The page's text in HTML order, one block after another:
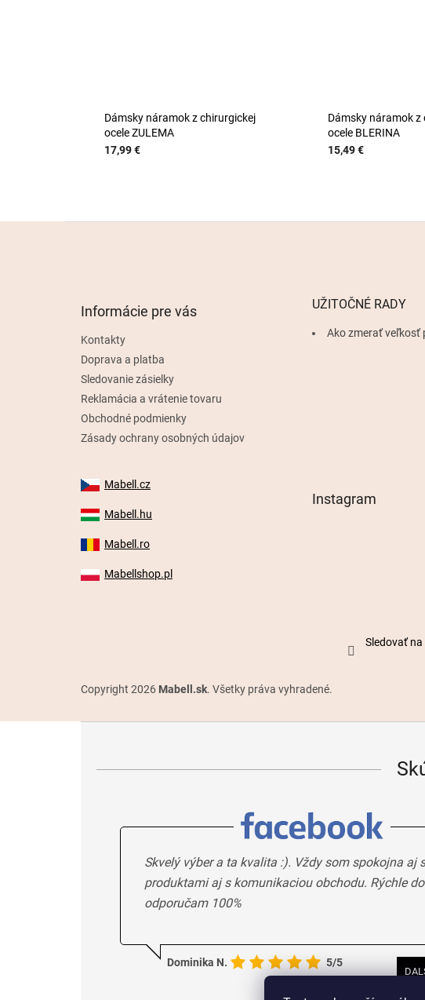
Dámsky náramok z chirurgickej
ocele ZULEMA
17,99 €
Dámsky náramok z
ocele BLERINA
15,49 €
Informácie pre vás
Kontakty
Doprava a platba
Sledovanie zásielky
Reklamácia a vrátenie tovaru
Obchodné podmienky
Zásady ochrany osobných údajov
UŽITOČNÉ RADY
Ako zmerať veľkosť
Mabell.cz
Mabell.hu
Mabell.ro
Mabellshop.pl
Instagram
Sledovať
Copyright 2026 Mabell.sk. Všetky práva vyhradené.
Skvelý výber a ta kvalita :). Vždy som spokojna aj s
produktami aj s komunikaciou obchodu. Rýchle
odporučam 100%
Dominika N. 5/5